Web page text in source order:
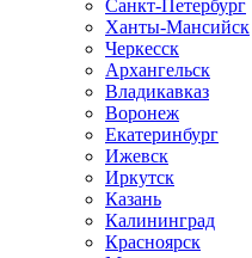
Санкт-Петербург
Ханты-Мансийск
Черкесск
Архангельск
Владикавказ
Воронеж
Екатеринбург
Ижевск
Иркутск
Казань
Калининград
Красноярск